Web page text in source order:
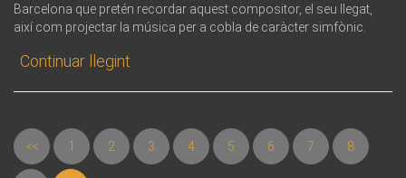
Barcelona que pretén recordar aquest compositor, el seu llegat,
així com projectar la música per a cobla de caràcter simfònic.
Continuar llegint
<< 1 2 3 4 5 6 7 8